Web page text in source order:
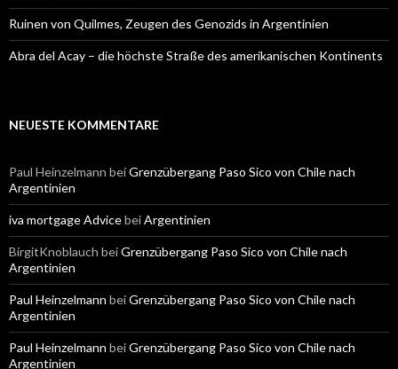
Ruinen von Quilmes, Zeugen des Genozids in Argentinien
Abra del Acay – die höchste Straße des amerikanischen Kontinents
NEUESTE KOMMENTARE
Paul Heinzelmann beiGrenzübergang Paso Sico von Chile nach
Argentinien
iva mortgage AdvicebeiArgentinien
BirgitKnoblauch beiGrenzübergang Paso Sico von Chile nach
Argentinien
Paul Heinzelmann beiGrenzübergang Paso Sico von Chile nach
Argentinien
Paul Heinzelmann beiGrenzübergang Paso Sico von Chile nach
Argentinien